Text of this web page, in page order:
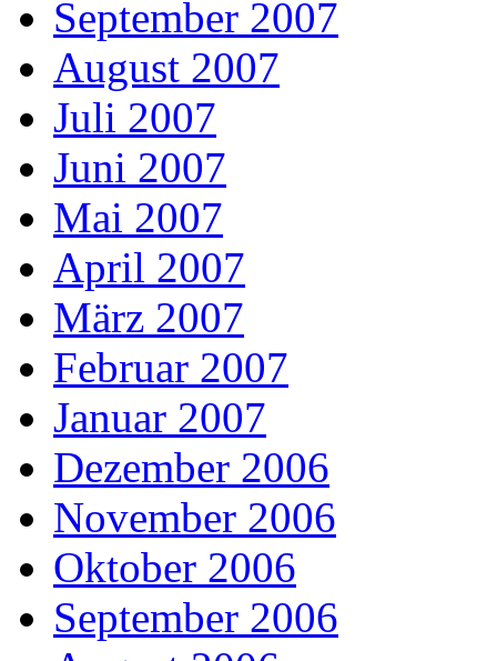
September 2007
August 2007
Juli 2007
Juni 2007
Mai 2007
April 2007
März 2007
Februar 2007
Januar 2007
Dezember 2006
November 2006
Oktober 2006
September 2006